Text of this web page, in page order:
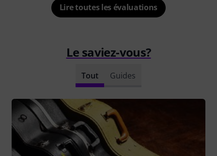
Lire toutes les évaluations
Le saviez-vous?
Tout Guides